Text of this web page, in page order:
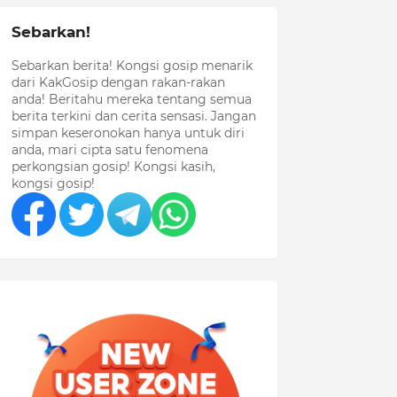
Sebarkan!
Sebarkan berita! Kongsi gosip menarik
dari KakGosip dengan rakan-rakan
anda! Beritahu mereka tentang semua
berita terkini dan cerita sensasi. Jangan
simpan keseronokan hanya untuk diri
anda, mari cipta satu fenomena
perkongsian gosip! Kongsi kasih,
kongsi gosip!